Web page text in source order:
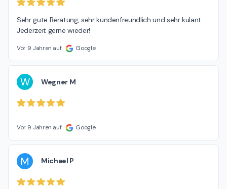
Sehr gute Beratung, sehr kundenfreundlich und sehr kulant.
Jederzeit gerne wieder!
Vor 9 Jahren auf Google
W Wegner M
Vor 9 Jahren auf Google
M Michael P